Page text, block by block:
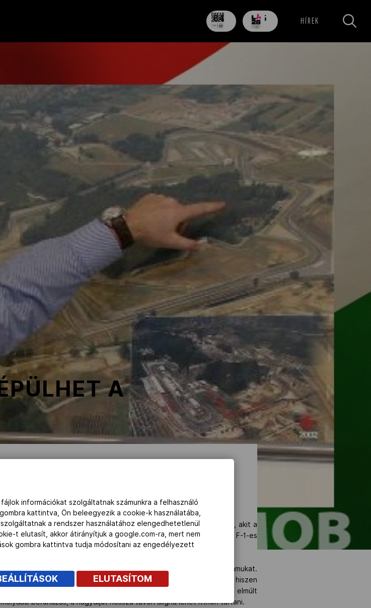
84
nap
705
nap HÍREK
A
a pálya nyomvonala is változhat.
a Népszabadság Online-nak Gyulay Zsolt nyilatkozott, akit a
(NDN) Zrt. élére, ám ezzel együtt a Hungaroring Sport Zrt., az F-1-es
közül mi azok között legyünk, akik megtarthatják a futamukat.
hogy mi az, amit érdemes a ringre költeni, és mi az, amit már nem, hiszen
adott interjúban arra a felvetésre, hogy a Hungaroring mellett az elmúlt
beruházás, a nagydíjat hosszú távon aligha lehet itthon tartani.
információkat szolgáltatnak számunkra a felhasználó
kattintva, Ön beleegyezik a cookie-k használatába,
a rendszer használatához elengedhetetlenül
t elutasít, akkor átirányítjuk a google.com-ra, mert nem
gombra kattintva tudja módosítani az engedélyezett
ELUTASÍTOM